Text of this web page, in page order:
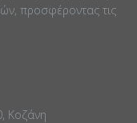
προσφέροντας τις
Κοζάνη